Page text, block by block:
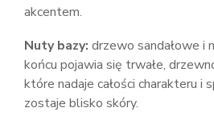
akcentem.
Nuty bazy: drzewo sandałowe i
końcu pojawia się trwałe,
które nadaje całości charakteru i
zostaje blisko skóry.